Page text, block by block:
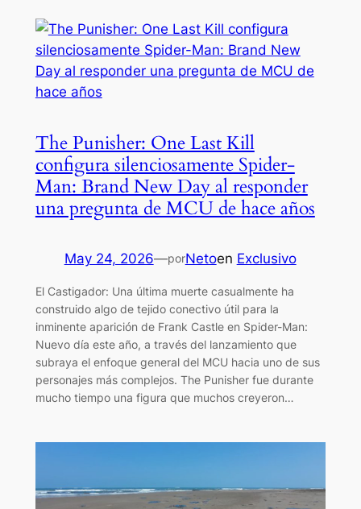
The Punisher: One Last Kill
configura silenciosamente Spider-
Man: Brand New Day al responder
una pregunta de MCU de hace años
May 24, 2026—porNetoen Exclusivo
El Castigador: Una última muerte casualmente ha
construido algo de tejido conectivo útil para la
inminente aparición de Frank Castle en Spider-Man:
Nuevo día este año, a través del lanzamiento que
subraya el enfoque general del MCU hacia uno de sus
personajes más complejos. The Punisher fue durante
mucho tiempo una figura que muchos creyeron…